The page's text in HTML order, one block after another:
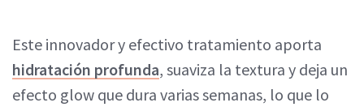
Este innovador y efectivo tratamiento aporta
hidratación profunda, suaviza la textura y deja un
efecto glow que dura varias semanas, lo que lo